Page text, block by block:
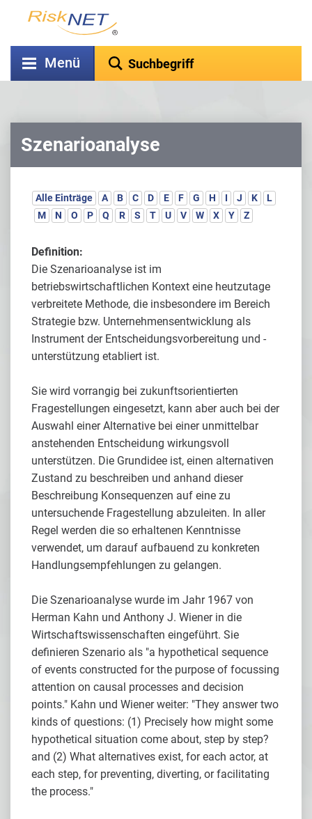
Menü
Szenarioanalyse
Alle Einträge A B C D E F G H I J K
L
M
N O P Q R S T U V W X Y Z
Definition:
Die Szenarioanalyse ist im
betriebswirtschaftlichen Kontext eine heutzutage
verbreitete Methode, die insbesondere im Bereich
Strategie bzw. Unternehmensentwicklung als
Instrument der Entscheidungsvorbereitung und -
unterstützung etabliert ist.
Sie wird vorrangig bei zukunftsorientierten
Fragestellungen eingesetzt, kann aber auch bei der
Auswahl einer Alternative bei einer unmittelbar
anstehenden Entscheidung wirkungsvoll
unterstützen. Die Grundidee ist, einen alternativen
Zustand zu beschreiben und anhand dieser
Beschreibung Konsequenzen auf eine zu
untersuchende Fragestellung abzuleiten. In aller
Regel werden die so erhaltenen Kenntnisse
verwendet, um darauf aufbauend zu konkreten
Handlungsempfehlungen zu gelangen.
Die Szenarioanalyse wurde im Jahr 1967 von
Herman Kahn und Anthony J. Wiener in die
Wirtschaftswissenschaften eingeführt. Sie
definieren Szenario als "a hypothetical sequence
of events constructed for the purpose of focussing
attention on causal processes and decision
points." Kahn und Wiener weiter: "They answer two
kinds of questions: (1) Precisely how might some
hypothetical situation come about, step by step?
and (2) What alternatives exist, for each actor, at
each step, for preventing, diverting, or facilitating
the process."